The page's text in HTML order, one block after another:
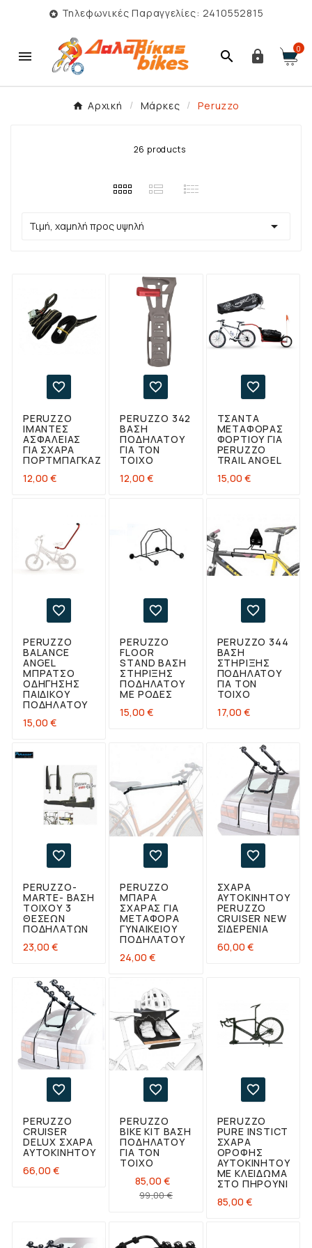
 Τηλεφωνικές Παραγγελίες: 2410552815
   0
Αρχική Μάρκες Peruzzo
26 products
Τιμή, χαμηλή προς υψηλή 

PERUZZO
ΙΜΆΝΤΕΣ
ΑΣΦΑΛΕΊΑΣ
ΓΙΑ ΣΧΆΡΑ
ΠΟΡΤΜΠΑΓΚΑΖ
12,00 €

PERUZZO 342
ΒΆΣΗ
ΠΟΔΗΛΆΤΟΥ
ΓΙΑ ΤΟΝ
ΤΟΊΧΟ
12,00 €

ΤΣΆΝΤΑ
ΜΕΤΑΦΟΡΆΣ
ΦΟΡΤΊΟΥ ΓΙΑ
PERUZZO
TRAIL ANGEL
15,00 €

PERUZZO
BALANCE
ANGEL
ΜΠΡΆΤΣΟ
ΟΔΉΓΗΣΗΣ
ΠΑΙΔΙΚΟΎ
ΠΟΔΗΛΆΤΟΥ
15,00 €

PERUZZO
FLOOR
STAND ΒΆΣΗ
ΣΤΉΡΙΞΗΣ
ΠΟΔΗΛΆΤΟΥ
ΜΕ ΡΌΔΕΣ
15,00 €

PERUZZO 344
ΒΆΣΗ
ΣΤΉΡΙΞΗΣ
ΠΟΔΗΛΆΤΟΥ
ΓΙΑ ΤΟΝ
ΤΟΊΧΟ
17,00 €

PERUZZO-
MARTE- ΒΆΣΗ
ΤΟΊΧΟΥ 3
ΘΈΣΕΩΝ
ΠΟΔΗΛΆΤΩΝ
23,00 €

PERUZZO
ΜΠΆΡΑ
ΣΧΆΡΑΣ ΓΙΑ
ΜΕΤΑΦΟΡΆ
ΓΥΝΑΙΚΕΊΟΥ
ΠΟΔΗΛΆΤΟΥ
24,00 €

ΣΧΆΡΑ
ΑΥΤΟΚΙΝΉΤΟΥ
PERUZZO
CRUISER NEW
ΣΙΔΕΡΈΝΙΑ
60,00 €

PERUZZO
CRUISER
DELUX ΣΧΆΡΑ
ΑΥΤΟΚΙΝΉΤΟΥ
66,00 €

PERUZZO
BIKE KIT ΒΆΣΗ
ΠΟΔΗΛΆΤΟΥ
ΓΙΑ ΤΟΝ
ΤΟΊΧΟ
85,00 €
99,00 €Κανονική
Τιμή

PERUZZO
PURE INSTICT
ΣΧΆΡΑ
ΟΡΟΦΉΣ
ΑΥΤΟΚΙΝΉΤΟΥ
ΜΕ ΚΛΕΊΔΩΜΑ
ΣΤΟ ΠΗΡΟΎΝΙ
85,00 €